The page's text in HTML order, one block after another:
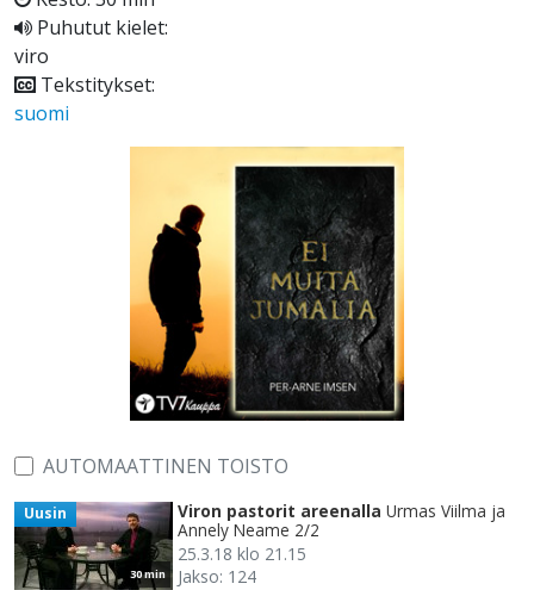
Puhutut kielet:
viro
Tekstitykset:
suomi
AUTOMAATTINEN TOISTO
30 min
Uusin Viron pastorit areenalla Urmas Viilma ja
Annely Neame 2/2
25.3.18 klo 21.15
Jakso: 124